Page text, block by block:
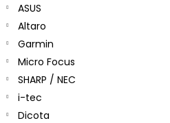
ASUS
Altaro
Garmin
Micro Focus
SHARP / NEC
i-tec
Dicota